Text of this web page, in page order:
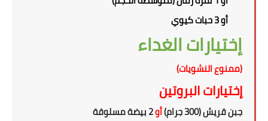
أو 3 حبات كيوي
إختيارات الغداء
(ممنوع النشويات)
إختيارات البروتين
جبن قريش (300 جرام) أو